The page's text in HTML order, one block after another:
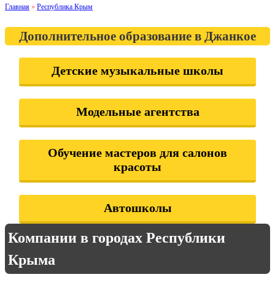
Главная » Республика Крым
Дополнительное образование в Джанкое
Детские музыкальные школы
Модельные агентства
Обучение мастеров для салонов
красоты
Автошколы
Компании в городах Республики
Крыма